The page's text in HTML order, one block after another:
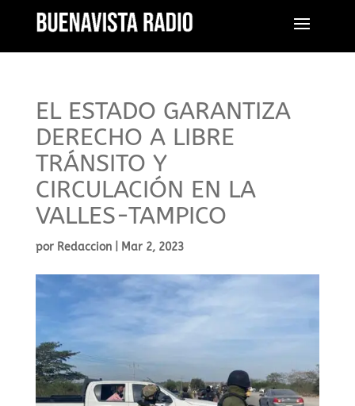
EL ESTADO GARANTIZA
DERECHO A LIBRE
TRÁNSITO Y
CIRCULACIÓN EN LA
VALLES-TAMPICO
por Redaccion| Mar 2, 2023